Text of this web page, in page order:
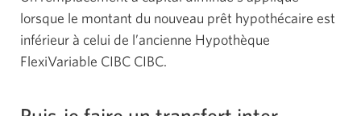
lorsque le montant du nouveau prêt hypothécaire est
inférieur à celui de l’ancienne Hypothèque
FlexiVariable CIBC CIBC.